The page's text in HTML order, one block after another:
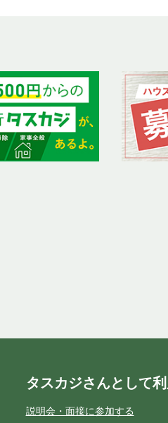
タスカジさんとして
説明会・面接に参加する